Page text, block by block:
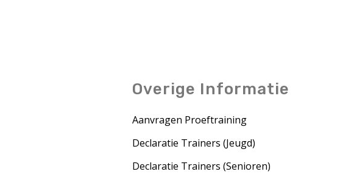
Overige Informatie
Aanvragen Proeftraining
Declaratie Trainers (Jeugd)
Declaratie Trainers (Senioren)